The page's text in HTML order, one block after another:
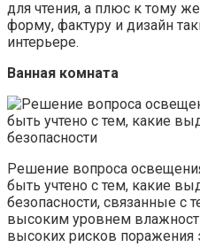
для чтения, а плюс к тому
форму, фактуру и дизайн
интерьере.
Ванная комната
Решение вопроса
быть учтено с тем, какие
безопасности, связанные с
высоким уровнем
высоких рисков поражения